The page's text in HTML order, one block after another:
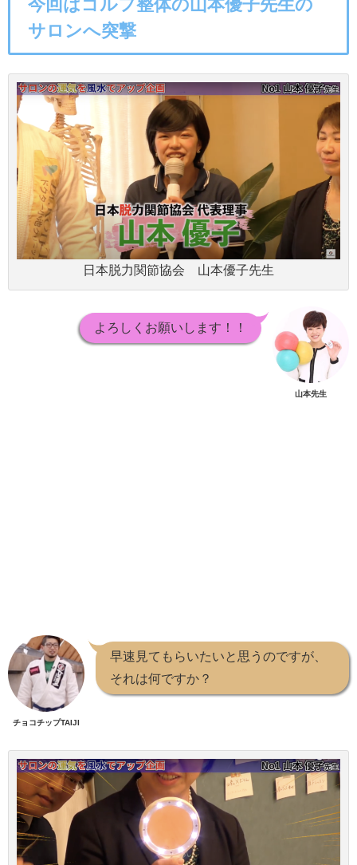
今回はゴルフ整体の山本優子先生の
サロンへ突撃
日本脱力関節協会 山本優子先生
よろしくお願いします！！
山本先生
チョコチップTAIJI
早速見てもらいたいと思うのですが、
それは何ですか？